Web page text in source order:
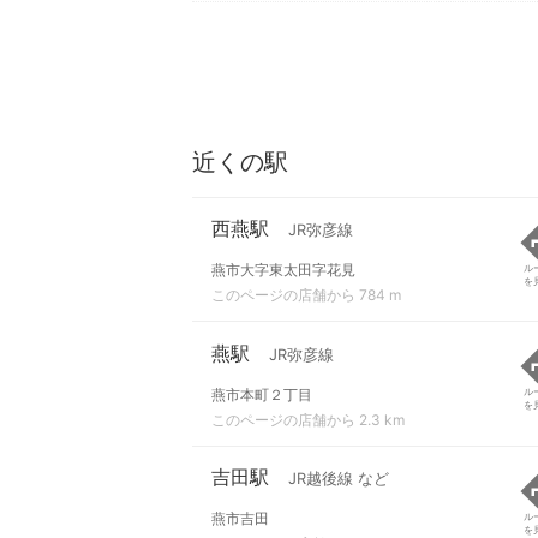
近くの駅
西燕駅 JR弥彦線
燕市大字東太田字花見
このページの店舗から 784 m
ル
を
燕駅 JR弥彦線
燕市本町２丁目
このページの店舗から 2.3 km
ル
を
吉田駅 JR越後線 など
燕市吉田
ル
を